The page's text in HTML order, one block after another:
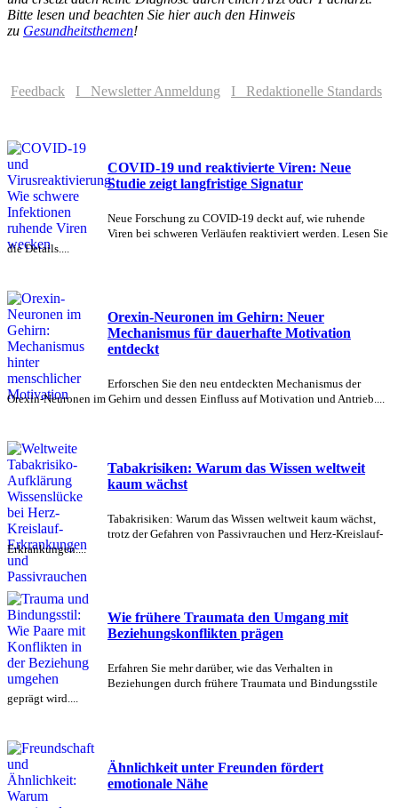
Bitte lesen und beachten Sie hier auch den Hinweis
zu Gesundheitsthemen!
Feedback I Newsletter Anmeldung I Redaktionelle Standards
COVID-19 und reaktivierte Viren: Neue
Studie zeigt langfristige Signatur
Neue Forschung zu COVID-19 deckt auf, wie ruhende
Viren bei schweren Verläufen reaktiviert werden. Lesen Sie
die Details....
Orexin-Neuronen im Gehirn: Neuer
Mechanismus für dauerhafte Motivation
entdeckt
Erforschen Sie den neu entdeckten Mechanismus der
Orexin-Neuronen im Gehirn und dessen Einfluss auf Motivation und Antrieb....
Tabakrisiken: Warum das Wissen weltweit
kaum wächst
Tabakrisiken: Warum das Wissen weltweit kaum wächst,
trotz der Gefahren von Passivrauchen und Herz-Kreislauf-
Erkrankungen....
Wie frühere Traumata den Umgang mit
Beziehungskonflikten prägen
Erfahren Sie mehr darüber, wie das Verhalten in
Beziehungen durch frühere Traumata und Bindungsstile
geprägt wird....
Ähnlichkeit unter Freunden fördert
emotionale Nähe